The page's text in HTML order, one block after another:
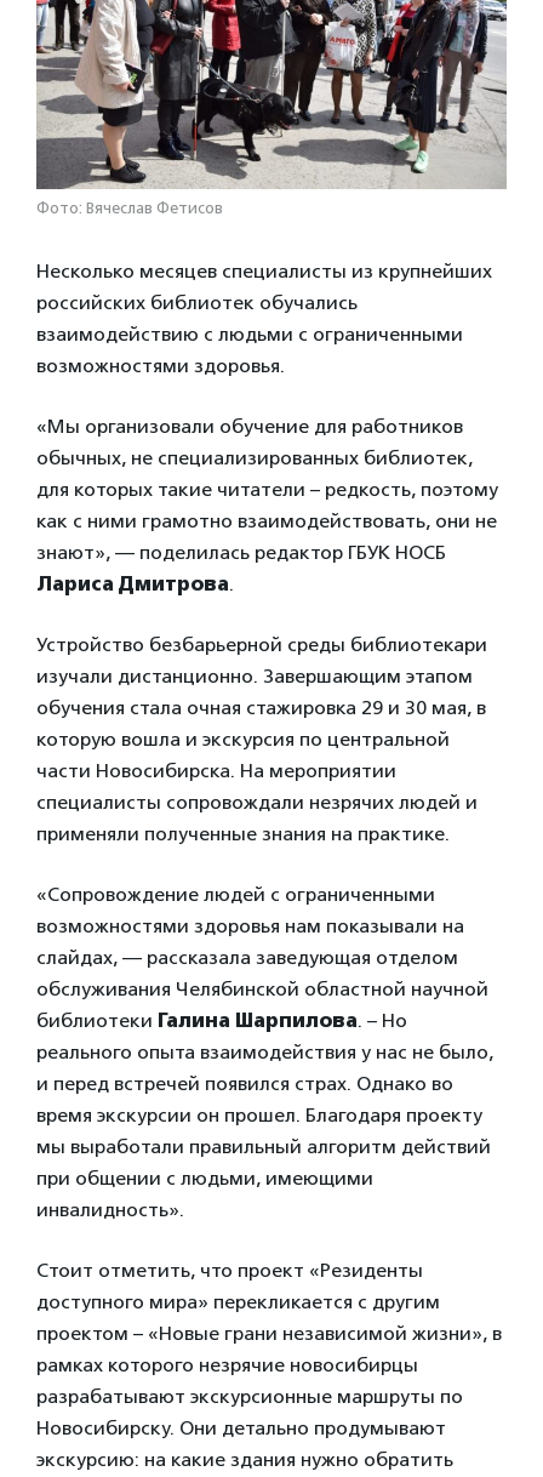
Фото: Вячеслав Фетисов
Несколько месяцев специалисты из крупнейших
российских библиотек обучались
взаимодействию с людьми с ограниченными
возможностями здоровья.
«Мы организовали обучение для работников
обычных, не специализированных библиотек,
для которых такие читатели – редкость, поэтому
как с ними грамотно взаимодействовать, они не
знают», — поделилась редактор ГБУК НОСБ
Лариса Дмитрова.
Устройство безбарьерной среды библиотекари
изучали дистанционно. Завершающим этапом
обучения стала очная стажировка 29 и 30 мая, в
которую вошла и экскурсия по центральной
части Новосибирска. На мероприятии
специалисты сопровождали незрячих людей и
применяли полученные знания на практике.
«Сопровождение людей с ограниченными
возможностями здоровья нам показывали на
слайдах, — рассказала заведующая отделом
обслуживания Челябинской областной научной
библиотеки Галина Шарпилова. – Но
реального опыта взаимодействия у нас не было,
и перед встречей появился страх. Однако во
время экскурсии он прошел. Благодаря проекту
мы выработали правильный алгоритм действий
при общении с людьми, имеющими
инвалидность».
Стоит отметить, что проект «Резиденты
доступного мира» перекликается с другим
проектом – «Новые грани независимой жизни», в
рамках которого незрячие новосибирцы
разрабатывают экскурсионные маршруты по
Новосибирску. Они детально продумывают
экскурсию: на какие здания нужно обратить